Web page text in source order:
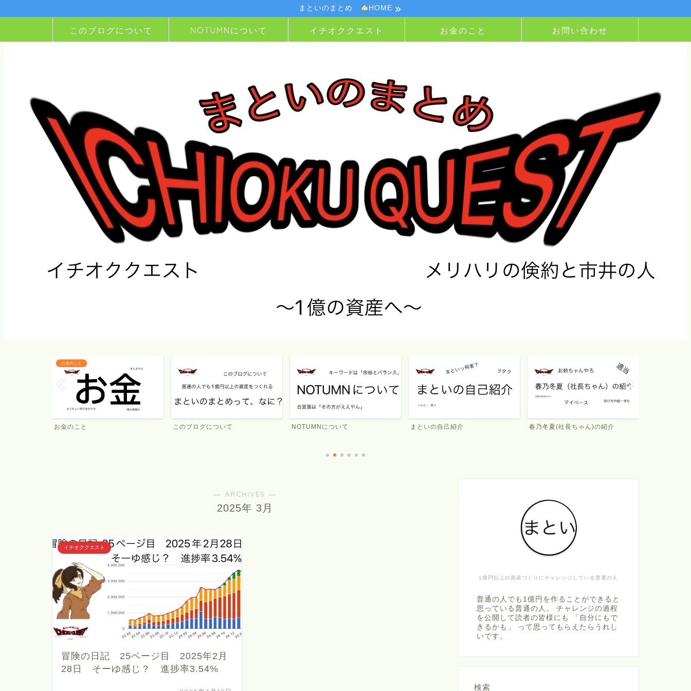
まといのまとめ HOME
このブログについて NOTUMNについて イチオククエスト お金のこと お問い合わせ
お金のこと
お金のこと このブログについて NOTUMNについて まといの自己紹介 春乃冬夏(社長ちゃん)の紹介
― ARCHIVES ―
2025年 3月
イチオククエスト
冒険の日記 25ページ目 2025年2月
28日 そーゆ感じ？ 進捗率3.54%
1億円以上の資産づくりにチャレンジしている普通の人
普通の人でも1億円を作ることができると
思っている普通の人。 チャレンジの過程
を公開して読者の皆様にも 「自分にもで
きるかも」 って思ってもらえたらうれし
いです。
検索